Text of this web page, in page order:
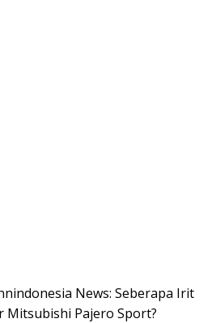
News: Seberapa Irit
Mitsubishi Pajero Sport?